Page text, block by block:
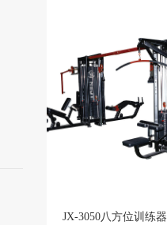
JX-3050八方位训练器